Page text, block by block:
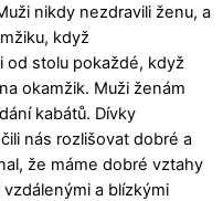
nikdy nezdravili ženu, a
když
od stolu pokaždé, když
okamžik. Muži ženám
kabátů. Dívky
nás rozlišovat dobré a
že máme dobré vztahy
a blízkými